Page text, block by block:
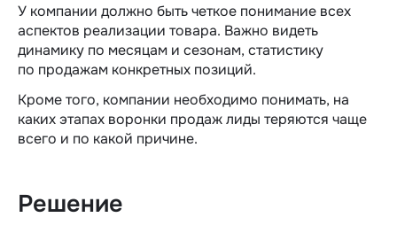
У компании должно быть четкое понимание всех
аспектов реализации товара. Важно видеть
динамику по месяцам и сезонам, статистику
по продажам конкретных позиций.
Кроме того, компании необходимо понимать, на
каких этапах воронки продаж лиды теряются чаще
всего и по какой причине.
Решение